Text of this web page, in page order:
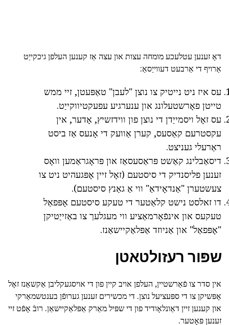
דאָ זענען עטלעכע מומחה עצות און עצה אַז קענען העלפן גיכקייַט
אַרויף די אַרבעט דעווייַסאַ:
עס איז ניט נייטיק צו נוצן "לעבן" טאַפּעטן, זיי ממש
טייטן פאָרשטעלונג און ענערגיע עפעקטיווקייַט.
עס זאָל ויסמייַדן די נוצן פון ווידזשיץ, אָדער, אין
עקסטרעם קאַסעס, קערן אַוועק די אָנעס אַז ביסט
ראַרעלי געניצט.
דיסאַבלינג קאַשט פּראַסעסאַז און פּראָגראַמען וואָס
זענען פליסנדיק די סיסטעם (זאָל זיין אָפּגעהיט ניט צו
צעשטערן "אַנדאָידאַ" ווי אַ גאַנץ סיסטעם).
דו זאלסט נישט קלאַטער די טעקע סיסטעם אָפּפאַל
טעקעס און אינפֿאָרמאַציע ווי מעגלעך צו באַזייַטיקן
"אָפּפאַל" און אַניוזד אַפּלאַקיישאַנז.
שפּור רעזולטאטן
אין סדר צו פֿאַרשטיין, העלפן אויב קיין פון די אויסגעקליבן אַקשאַנז זאָל
אָפּשיקן צו די ספּעציעל נוצן. די מכשירים זענען גערופֿן בענטשמאַרקי
און קענען זיין דאַונלאָודיד פון די שפּיל מאַרק אַפּלאַקיישאַן. רובֿ אָפֿט זיי
זענען פּאָטער.